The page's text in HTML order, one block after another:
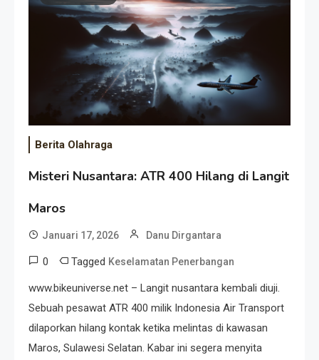
Event Besar
Berita Olahraga
Misteri Nusantara: ATR 400 Hilang di Langit
Maros
Januari 17, 2026 Danu Dirgantara
0 Tagged Keselamatan Penerbangan
www.bikeuniverse.net – Langit nusantara kembali diuji.
Sebuah pesawat ATR 400 milik Indonesia Air Transport
dilaporkan hilang kontak ketika melintas di kawasan
Maros, Sulawesi Selatan. Kabar ini segera menyita